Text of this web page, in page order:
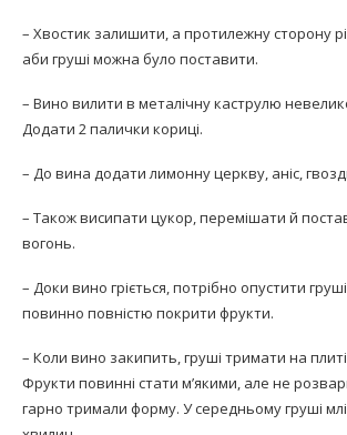
– Хвостик залишити, а протилежну сторону
аби груші можна було поставити.
– Вино вилити в металічну каструлю
Додати 2 палички кориці.
– До вина додати лимонну церкву, аніс,
– Також висипати цукор, перемішати й
вогонь.
– Доки вино гріється, потрібно опустити
повинно повністю покрити фрукти.
– Коли вино закипить, груші тримати на
Фрукти повинні стати м’якими, але не
гарно тримали форму. У середньому груші